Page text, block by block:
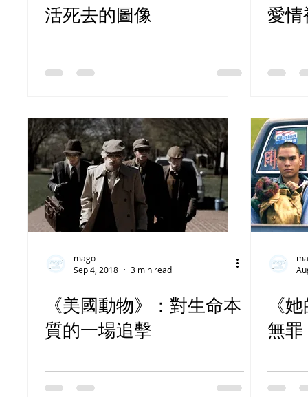
活死去的圖像
愛情
mago
Sep 4, 2018
3 min read
《美國動物》：對生命本
質的一場追擊
《
無罪